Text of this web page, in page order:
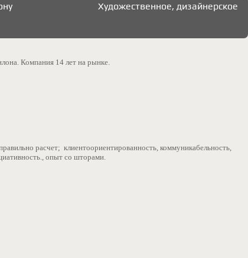
Художественное, дизайнерское
Компания 14 лет на рынке.
расчет; клиентоориентированность, коммуникабельность,
опыт со шторами.